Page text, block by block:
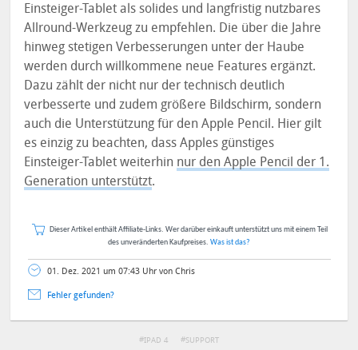
Einsteiger-Tablet als solides und langfristig nutzbares
Allround-Werkzeug zu empfehlen. Die über die Jahre
hinweg stetigen Verbesserungen unter der Haube
werden durch willkommene neue Features ergänzt.
Dazu zählt der nicht nur der technisch deutlich
verbesserte und zudem größere Bildschirm, sondern
auch die Unterstützung für den Apple Pencil. Hier gilt
es einzig zu beachten, dass Apples günstiges
Einsteiger-Tablet weiterhin nur den Apple Pencil der 1.
Generation unterstützt.
Dieser Artikel enthält Affiliate-Links. Wer darüber einkauft unterstützt uns mit einem Teil
des unveränderten Kaufpreises. Was ist das?
01. Dez. 2021 um 07:43 Uhr von Chris
Fehler gefunden?
IPAD 4 SUPPORT